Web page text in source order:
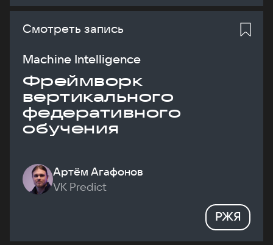
Смотреть запись
Machine Intelligence
Фреймворк
вертикального
федеративного
обучения
Артём Агафонов
VK Predict
РЖЯ